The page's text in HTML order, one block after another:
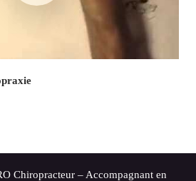
Chiropracteur – Accompagnant en